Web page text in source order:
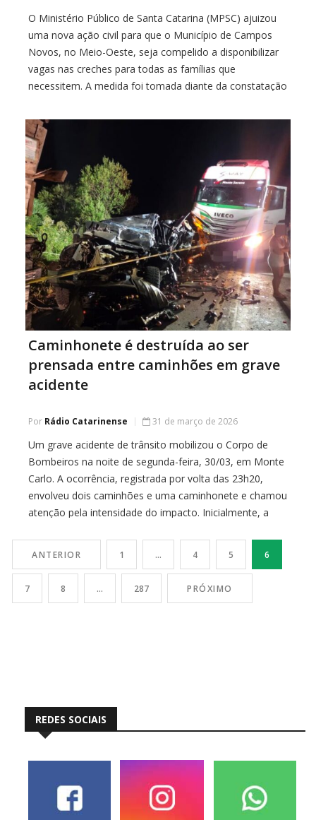
O Ministério Público de Santa Catarina (MPSC) ajuizou
uma nova ação civil para que o Município de Campos
Novos, no Meio-Oeste, seja compelido a disponibilizar
vagas nas creches para todas as famílias que
necessitem. A medida foi tomada diante da constatação
A Promotora de […]
Caminhonete é destruída ao ser
prensada entre caminhões em grave
acidente
Por Rádio Catarinense 31 de março de 2026
Um grave acidente de trânsito mobilizou o Corpo de
Bombeiros na noite de segunda-feira, 30/03, em Monte
Carlo. A ocorrência, registrada por volta das 23h20,
envolveu dois caminhões e uma caminhonete e chamou
atenção pela intensidade do impacto. Inicialmente, a
ANTERIOR 1 … 4 5 6
7 8 … 287 PRÓXIMO
REDES SOCIAIS